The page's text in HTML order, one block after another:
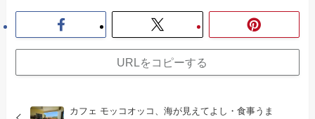
URLをコピーする
カフェ モッコオッコ、海が見えてよし・食事うま